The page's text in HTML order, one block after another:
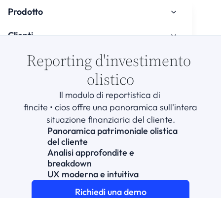
Prodotto
Clienti
Chi siamo
Centro di Conoscenza
Onboarding
Guarda il tutorial di onboarding
Reporting d'investimento
olistico
Il modulo di reportistica di
fincite • cios offre una panoramica sull'intera
situazione finanziaria del cliente.
Panoramica patrimoniale olistica
del cliente
Analisi approfondite e
breakdown
UX moderna e intuitiva
Richiedi una demo